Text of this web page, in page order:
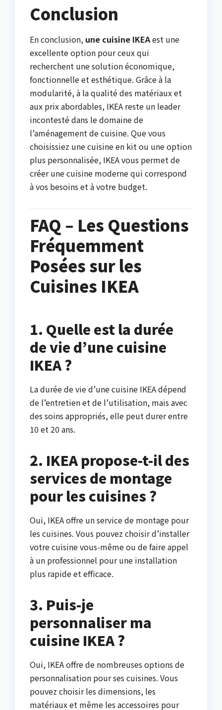
Conclusion
En conclusion, une cuisine IKEAest une
excellente option pour ceux qui
recherchent une solution économique,
fonctionnelle et esthétique. Grâce à la
modularité, à la qualité des matériaux et
aux prix abordables, IKEA reste un leader
incontesté dans le domaine de
l’aménagement de cuisine. Que vous
choisissiez une cuisine en kit ou une option
plus personnalisée, IKEA vous permet de
créer une cuisine moderne qui correspond
à vos besoins et à votre budget.
FAQ – Les Questions
Fréquemment
Posées sur les
Cuisines IKEA
1. Quelle est la durée
de vie d’une cuisine
IKEA ?
La durée de vie d’une cuisine IKEA dépend
de l’entretien et de l’utilisation, mais avec
des soins appropriés, elle peut durer entre
10 et 20 ans.
2. IKEA propose-t-il des
services de montage
pour les cuisines ?
Oui, IKEA offre un service de montage pour
les cuisines. Vous pouvez choisir d’installer
votre cuisine vous-même ou de faire appel
à un professionnel pour une installation
plus rapide et efficace.
3. Puis-je
personnaliser ma
cuisine IKEA ?
Oui, IKEA offre de nombreuses options de
personnalisation pour ses cuisines. Vous
pouvez choisir les dimensions, les
matériaux et même les accessoires pour